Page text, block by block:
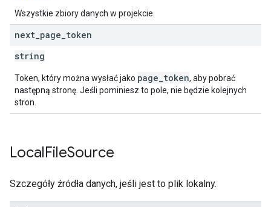
Wszystkie zbiory danych w projekcie.
next page token
string
Token, który można wysłać jako page_token, aby pobrać
następną stronę. Jeśli pominiesz to pole, nie będzie kolejnych
stron.
LocalFileSource
Szczegóły źródła danych, jeśli jest to plik lokalny.